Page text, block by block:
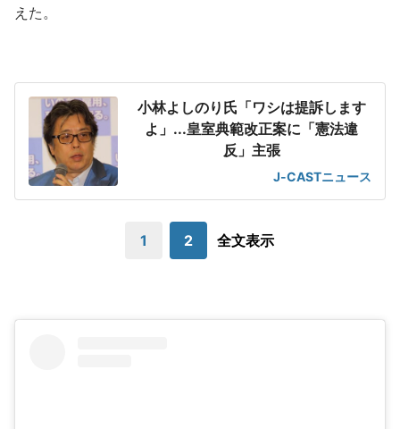
えた。
小林よしのり氏「ワシは提訴します
よ」...皇室典範改正案に「憲法違
反」主張
J-CASTニュース
1 2 全文表示